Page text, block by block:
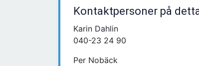
Kontaktpersoner på
Karin Dahlin
040-23 24 90
Per Nobäck